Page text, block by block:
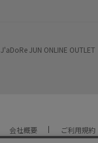
J'aDoRe JUN ONLINE OUTLET
会社概要 ご利用規約